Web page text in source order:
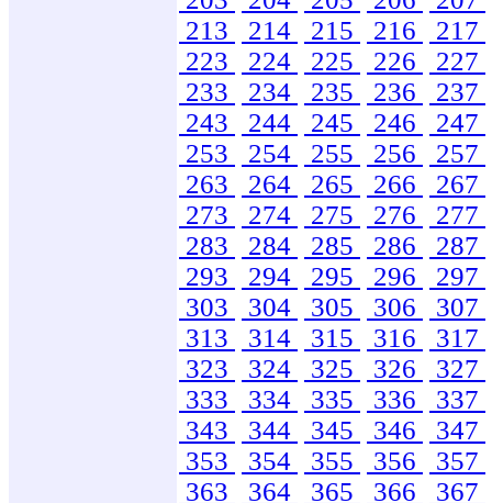
213
214 215 216
217
223
224 225 226
227
233
234 235 236
237
243
244 245 246
247
253
254 255 256
257
263
264 265 266
267
273
274 275 276
277
283
284 285 286
287
293
294 295 296
297
303
304 305 306
307
313
314 315 316
317
323
324 325 326
327
333
334 335 336
337
343
344 345 346
347
353
354 355 356
357
363
364 365 366
367